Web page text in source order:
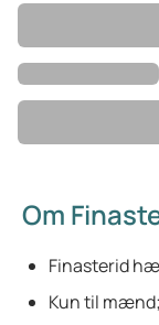
Om
Finasterid
Kun til